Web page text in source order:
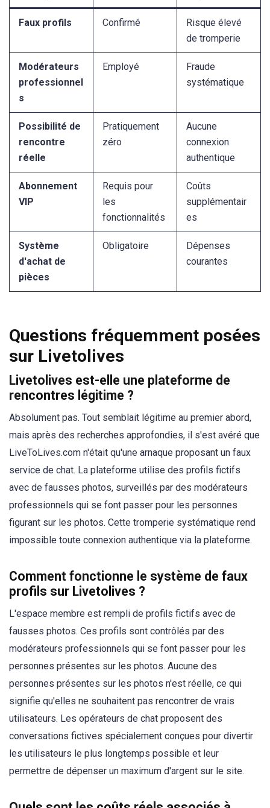
Faux profils Confirmé
Risque élevé
de tromperie
Modérateurs
professionnel
s
Employé
Fraude
systématique
Possibilité de
rencontre
réelle
Pratiquement
zéro
Aucune
connexion
authentique
Abonnement
VIP
Requis pour
les
fonctionnalités
Coûts
supplémentair
es
Système
d'achat de
pièces
Obligatoire
Dépenses
courantes
Questions fréquemment posées
sur Livetolives
Livetolives est-elle une plateforme de
rencontres légitime ?
Absolument pas. Tout semblait légitime au premier abord,
mais après des recherches approfondies, il s'est avéré que
LiveToLives.com n'était qu'une arnaque proposant un faux
service de chat. La plateforme utilise des profils fictifs
avec de fausses photos, surveillés par des modérateurs
professionnels qui se font passer pour les personnes
figurant sur les photos. Cette tromperie systématique rend
impossible toute connexion authentique via la plateforme.
Comment fonctionne le système de faux
profils sur Livetolives ?
L'espace membre est rempli de profils fictifs avec de
fausses photos. Ces profils sont contrôlés par des
modérateurs professionnels qui se font passer pour les
personnes présentes sur les photos. Aucune des
personnes présentes sur les photos n'est réelle, ce qui
signifie qu'elles ne souhaitent pas rencontrer de vrais
utilisateurs. Les opérateurs de chat proposent des
conversations fictives spécialement conçues pour divertir
les utilisateurs le plus longtemps possible et leur
permettre de dépenser un maximum d'argent sur le site.